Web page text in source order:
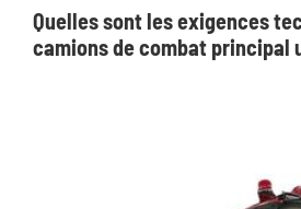
Quelles sont les exigences
camions de combat principal